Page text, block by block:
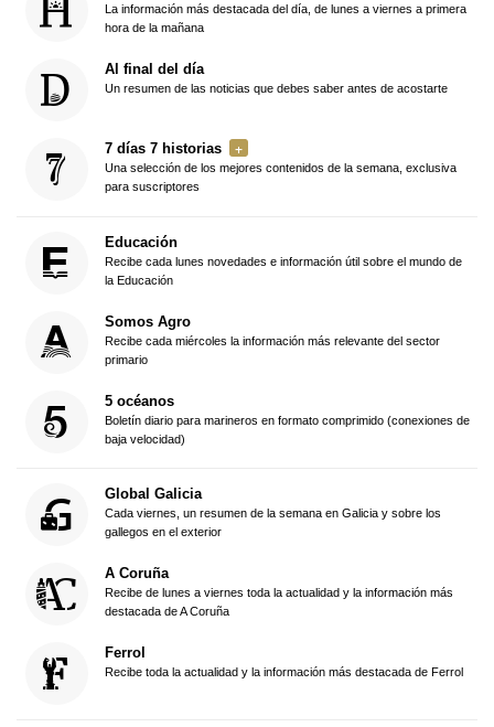
La información más destacada del día, de lunes a viernes a primera
hora de la mañana
Al final del día
Un resumen de las noticias que debes saber antes de acostarte
7 días 7 historias
Una selección de los mejores contenidos de la semana, exclusiva
para suscriptores
Educación
Recibe cada lunes novedades e información útil sobre el mundo de
la Educación
Somos Agro
Recibe cada miércoles la información más relevante del sector
primario
5 océanos
Boletín diario para marineros en formato comprimido (conexiones de
baja velocidad)
Global Galicia
Cada viernes, un resumen de la semana en Galicia y sobre los
gallegos en el exterior
A Coruña
Recibe de lunes a viernes toda la actualidad y la información más
destacada de A Coruña
Ferrol
Recibe toda la actualidad y la información más destacada de Ferrol